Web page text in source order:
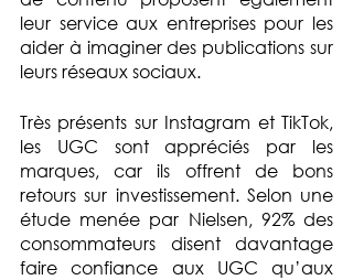
leur service aux entreprises pour les
aider à imaginer des publications sur
leurs réseaux sociaux.
Très présents sur Instagram et TikTok,
les UGC sont appréciés par les
marques, car ils offrent de bons
retours sur investissement. Selon une
étude menée par Nielsen, 92% des
consommateurs disent davantage
faire confiance aux UGC qu’aux